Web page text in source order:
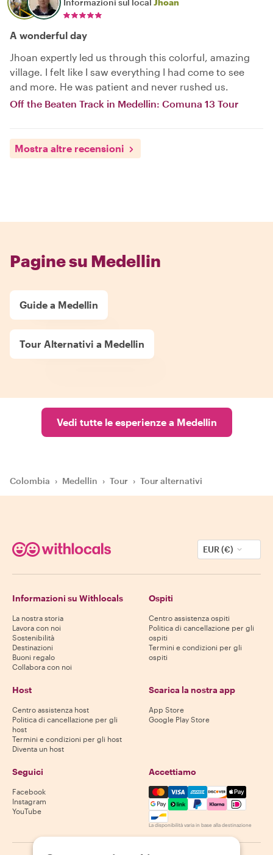
Informazioni sul local Jhoan
A wonderful day
Jhoan expertly led us through this colorful, amazing
village. I felt like I saw everything I had come to see
and more. He was patient and never rushed us.
Off the Beaten Track in Medellin: Comuna 13 Tour
Mostra altre recensioni
Pagine su Medellin
Guide a Medellin
Tour Alternativi a Medellin
Vedi tutte le esperienze a Medellin
Colombia › Medellin › Tour › Tour alternativi
EUR (€)
Informazioni su Withlocals
La nostra storia
Lavora con noi
Sostenibilità
Destinazioni
Buoni regalo
Collabora con noi
Ospiti
Centro assistenza ospiti
Politica di cancellazione per gli
ospiti
Termini e condizioni per gli
ospiti
Host
Centro assistenza host
Politica di cancellazione per gli
host
Termini e condizioni per gli host
Diventa un host
Scarica la nostra app
App Store
Google Play Store
Seguici
Facebook
Instagram
YouTube
Accettiamo
Mastercard, Visa, Amex,
La disponibilità varia in base alla destinazione